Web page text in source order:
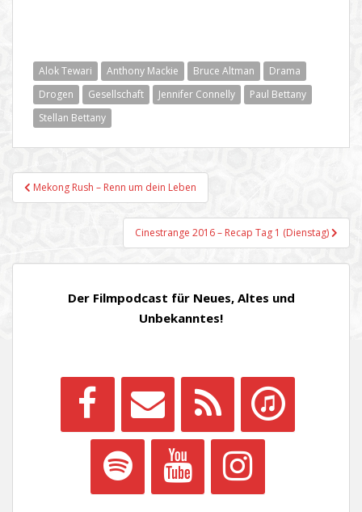
Alok Tewari Anthony Mackie Bruce Altman
Drama
Drogen
Gesellschaft Jennifer Connelly
Paul Bettany
Stellan Bettany
Beitragsnavigation
Mekong Rush – Renn um dein Leben
Cinestrange 2016 – Recap Tag 1 (Dienstag)
Der Filmpodcast für Neues, Altes und
Unbekanntes!